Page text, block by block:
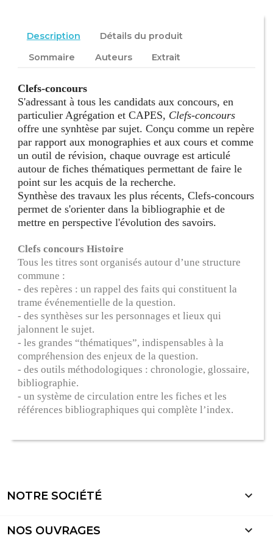
Description
Détails du produit
Sommaire
Auteurs Extrait
Clefs-concours
S'adressant à tous les candidats aux concours, en
particulier Agrégation et CAPES, Clefs-concours
offre une synhtèse par sujet. Conçu comme un repère
par rapport aux monographies et aux cours et comme
un outil de révision, chaque ouvrage est articulé
autour de fiches thématiques permettant de faire le
point sur les acquis de la recherche.
Synthèse des travaux les plus récents, Clefs-concours
permet de s'orienter dans la bibliographie et de
mettre en perspective l'évolution des savoirs.
Clefs concours Histoire
Tous les titres sont organisés autour d’une structure
commune :
- des repères : un rappel des faits qui constituent la
trame événementielle de la question.
- des synthèses sur les personnages et lieux qui
jalonnent le sujet.
- les grandes “thématiques”, indispensables à la
compréhension des enjeux de la question.
- des outils méthodologiques : chronologie, glossaire,
bibliographie.
- un système de circulation entre les fiches et les
références bibliographiques qui complète l’index.
NOTRE SOCIÉTÉ 
NOS OUVRAGES 